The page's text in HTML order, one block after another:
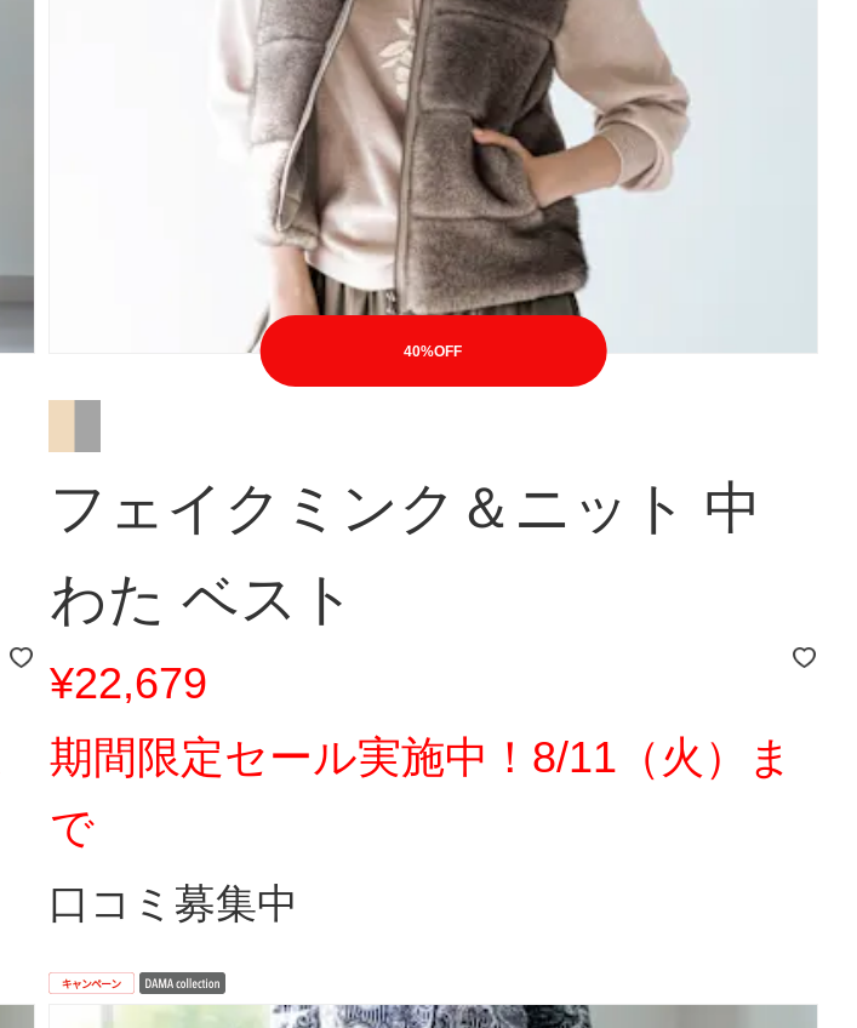
40%OFF
フェイクミンク＆ニット 中
わた ベスト
¥22,679
期間限定セール実施中！8/11（火）ま
で
口コミ募集中